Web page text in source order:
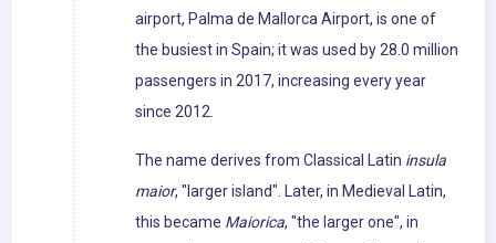
airport, Palma de Mallorca Airport, is one of
the busiest in Spain; it was used by 28.0 million
passengers in 2017, increasing every year
since 2012.
The name derives from Classical Latin insula
maior, "larger island". Later, in Medieval Latin,
this became Maiorica, "the larger one", in